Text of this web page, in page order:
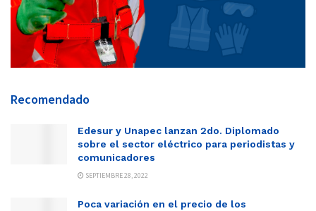
Recomendado
Edesur y Unapec lanzan 2do. Diplomado
sobre el sector eléctrico para periodistas y
comunicadores
SEPTIEMBRE 28, 2022
Poca variación en el precio de los